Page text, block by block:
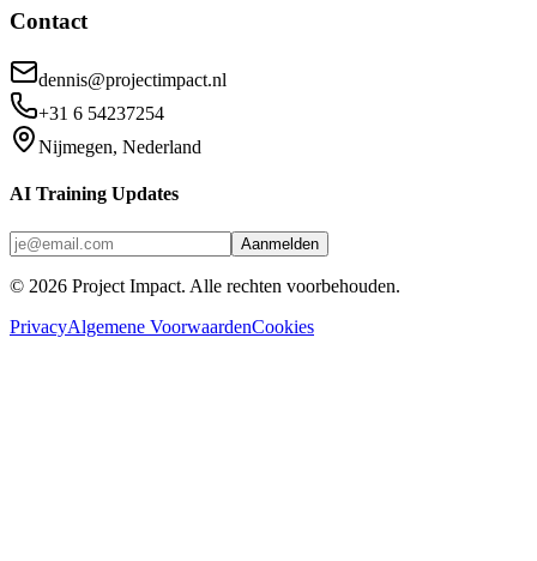
Contact
dennis@projectimpact.nl
+31 6 54237254
Nijmegen, Nederland
AI Training Updates
Aanmelden
© 2026 Project Impact. Alle rechten voorbehouden.
PrivacyAlgemene VoorwaardenCookies